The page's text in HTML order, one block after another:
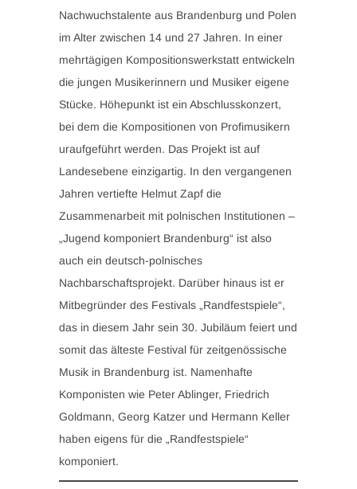
Nachwuchstalente aus Brandenburg und Polen
im Alter zwischen 14 und 27 Jahren. In einer
mehrtägigen Kompositionswerkstatt entwickeln
die jungen Musikerinnern und Musiker eigene
Stücke. Höhepunkt ist ein Abschlusskonzert,
bei dem die Kompositionen von Profimusikern
uraufgeführt werden. Das Projekt ist auf
Landesebene einzigartig. In den vergangenen
Jahren vertiefte Helmut Zapf die
Zusammenarbeit mit polnischen Institutionen –
„Jugend komponiert Brandenburg“ ist also
auch ein deutsch-polnisches
Nachbarschaftsprojekt. Darüber hinaus ist er
Mitbegründer des Festivals „Randfestspiele“,
das in diesem Jahr sein 30. Jubiläum feiert und
somit das älteste Festival für zeitgenössische
Musik in Brandenburg ist. Namenhafte
Komponisten wie Peter Ablinger, Friedrich
Goldmann, Georg Katzer und Hermann Keller
haben eigens für die „Randfestspiele“
komponiert.